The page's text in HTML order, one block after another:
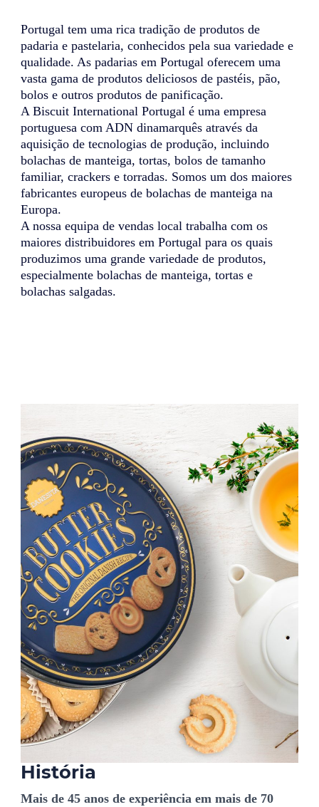
Portugal tem uma rica tradição de produtos de
padaria e pastelaria, conhecidos pela sua variedade e
qualidade. As padarias em Portugal oferecem uma
vasta gama de produtos deliciosos de pastéis, pão,
bolos e outros produtos de panificação.
A Biscuit International Portugal é uma empresa
portuguesa com ADN dinamarquês através da
aquisição de tecnologias de produção, incluindo
bolachas de manteiga, tortas, bolos de tamanho
familiar, crackers e torradas. Somos um dos maiores
fabricantes europeus de bolachas de manteiga na
Europa.
A nossa equipa de vendas local trabalha com os
maiores distribuidores em Portugal para os quais
produzimos uma grande variedade de produtos,
especialmente bolachas de manteiga, tortas e
bolachas salgadas.
História
Mais de 45 anos de experiência em mais de 70